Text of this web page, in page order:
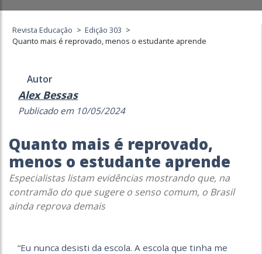
Revista Educação > Edição 303 >
Quanto mais é reprovado, menos o estudante aprende
Autor
Alex Bessas
Publicado em 10/05/2024
Quanto mais é reprovado,
menos o estudante aprende
Especialistas listam evidências mostrando que, na
contramão do que sugere o senso comum, o Brasil
ainda reprova demais
“Eu nunca desisti da escola. A escola que tinha me